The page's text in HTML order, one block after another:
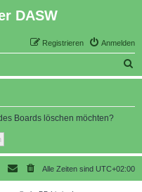
DASW
Anmelden
Registrieren
u
Boards löschen möchten?
Alle Zeiten sind UTC+02:00